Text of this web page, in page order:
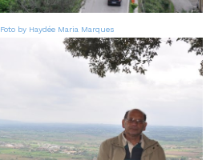
Foto by Haydée Maria Marques